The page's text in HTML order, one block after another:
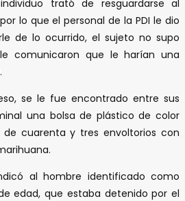
trató de resguardarse al
lo que el personal de la PDI le dio
de lo ocurrido, el sujeto no supo
comunicaron que le harían una
se le fue encontrado entre sus
una bolsa de plástico de color
cuarenta y tres envoltorios con
al hombre identificado como
edad, que estaba detenido por el